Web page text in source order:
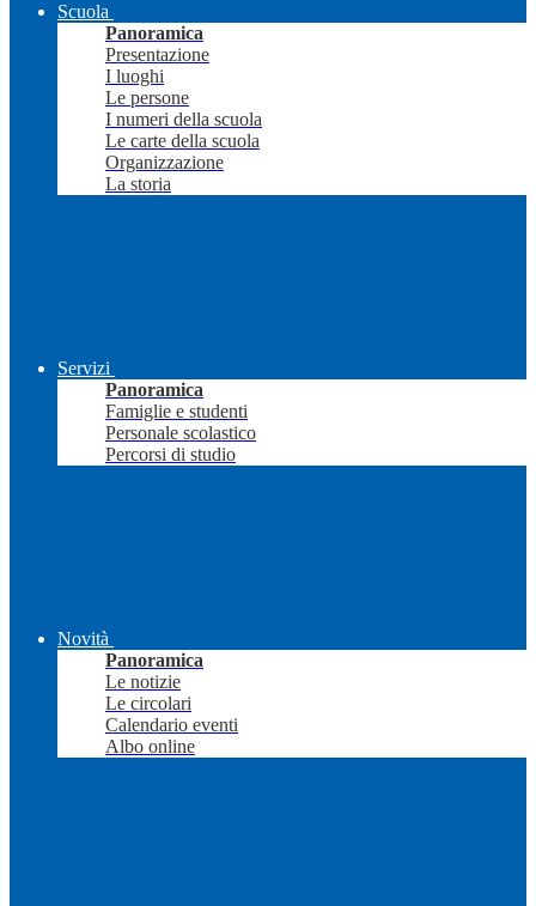
Scuola
Panoramica
Presentazione
I luoghi
Le persone
I numeri della scuola
Le carte della scuola
Organizzazione
La storia
Servizi
Panoramica
Famiglie e studenti
Personale scolastico
Percorsi di studio
Novità
Panoramica
Le notizie
Le circolari
Calendario eventi
Albo online